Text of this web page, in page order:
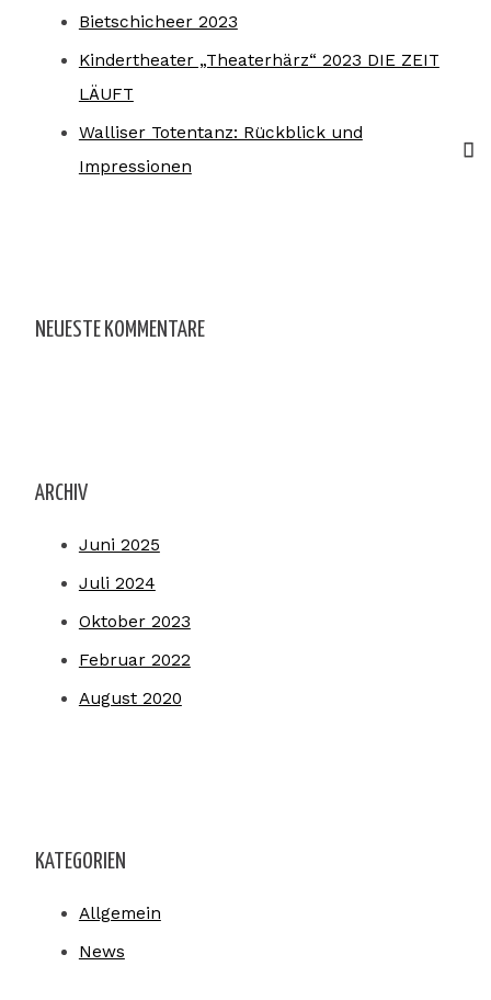
Bietschicheer 2023
Kindertheater „Theaterhärz“ 2023 DIE ZEIT
LÄUFT
Walliser Totentanz: Rückblick und
Impressionen
NEUESTE KOMMENTARE
ARCHIV
Juni 2025
Juli 2024
Oktober 2023
Februar 2022
August 2020
KATEGORIEN
Allgemein
News